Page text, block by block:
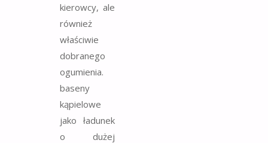
kierowcy, ale
również
właściwie
dobranego
ogumienia.
baseny
kąpielowe
jako ładunek
o dużej